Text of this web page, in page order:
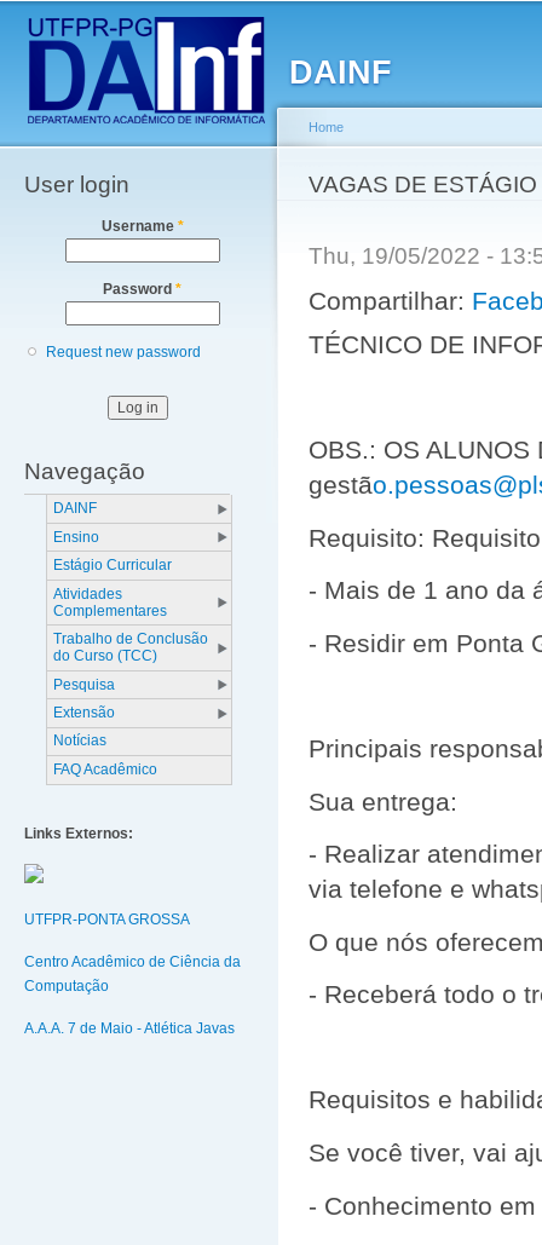
DAINF
Main menu
User login
Username *
Password *
Request new password
Navegação
DAINF
Ensino
Estágio Curricular
Atividades
Complementares
Trabalho de Conclusão
do Curso (TCC)
Pesquisa
Extensão
Notícias
FAQ Acadêmico
Links Externos:
UTFPR-PONTA GROSSA
Centro Acadêmico de Ciência da
Computação
A.A.A. 7 de Maio - Atlética Javas
You are here
Home
VAGAS DE
Thu, 19/05/2022 -
Compartilhar:
TÉCNICO DE
OBS.: OS ALUNOS
gestã
Requisito:
- Mais de 1 ano da
- Residir em Ponta
Principais
Sua entrega:
- Realizar
via telefone e
O que nós
- Receberá todo o
Requisitos e
Se você tiver, vai
- Conhecimento